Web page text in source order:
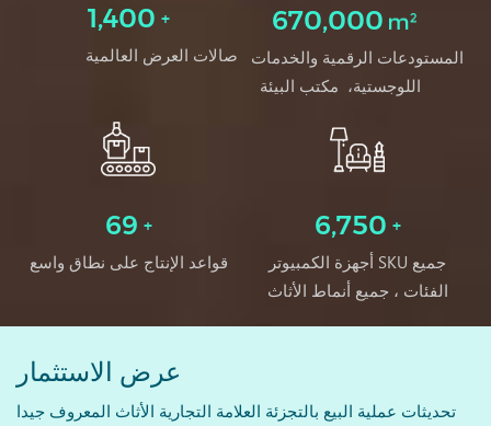
1,400 670,000
المستودعات الرقمية والخدمات
69
قواعد الإنتاج على نطاق واسع
6,750
أجهزة الكمبيوتر SKU جميع
الفئات ، جميع أنماط الأثاث
عرض الاستثمار
تحديثات عملية البيع بالتجزئة العلامة التجارية الأثاث المعروف جيدا